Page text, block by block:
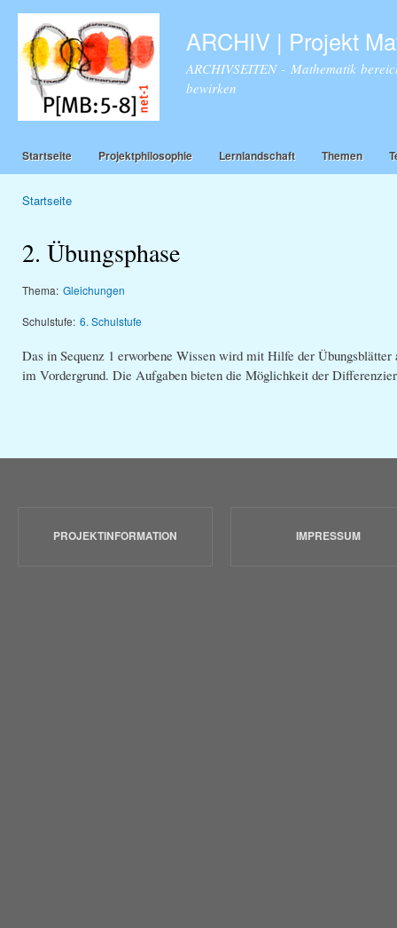
ARCHIV | Projekt
ARCHIVSEITEN - Mathematik
bewirken
Startseite Projektphilosophie Lernlandschaft Themen
Startseite
2. Übungsphase
Thema: Gleichungen
Schulstufe: 6. Schulstufe
Das in Sequenz 1 erworbene Wissen wird mit Hilfe der Übungsblätter
im Vordergrund. Die Aufgaben bieten die Möglichkeit der
PROJEKTINFORMATION IMPRESSUM